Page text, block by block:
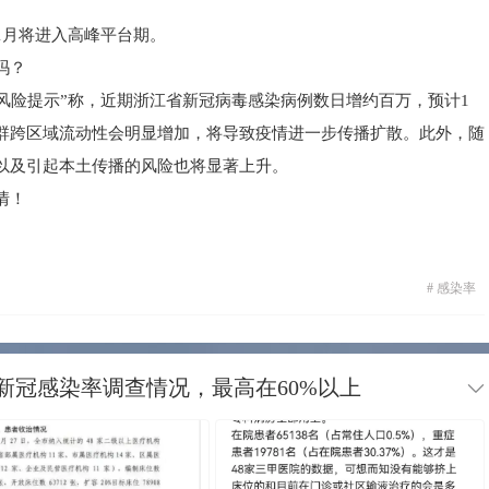
将进入高峰平台期。
？
提示”称，近期浙江省新冠病毒感染病例数日增约百万，预计1
区域流动性会明显增加，将导致疫情进一步传播扩散。此外，随
引起本土传播的风险也将显著上升。
！
# 感染率
冠感染率调查情况，最高在60%以上